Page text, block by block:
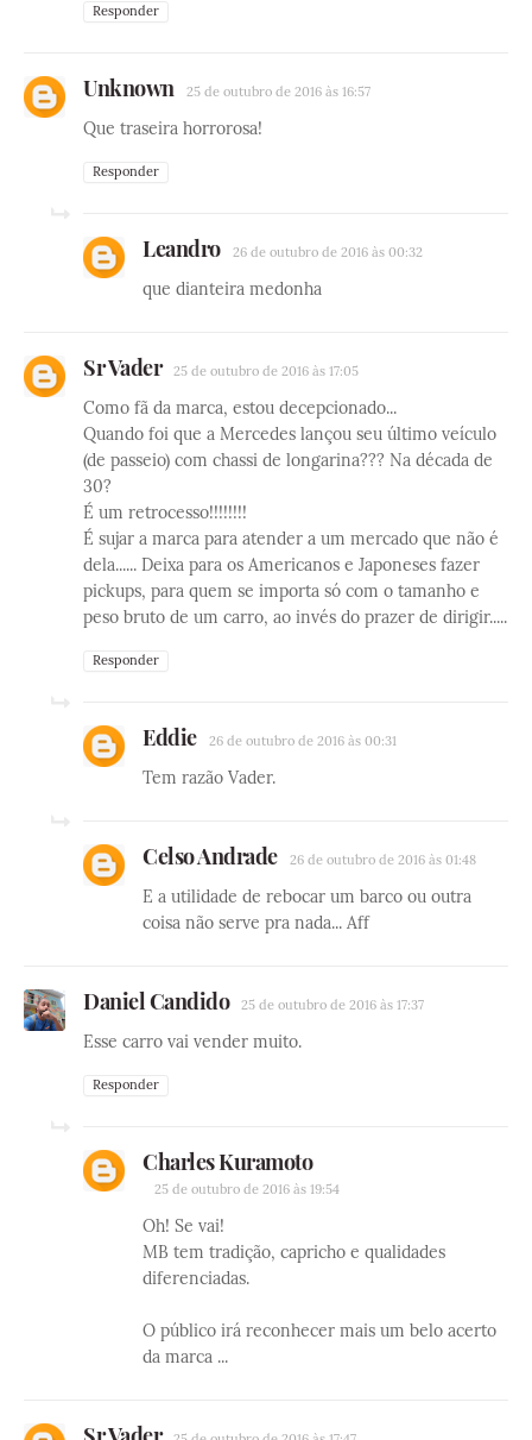
Responder
Unknown 25 de outubro de 2016 às 16:57
Que traseira horrorosa!
Responder
Leandro 26 de outubro de 2016 às 00:32
que dianteira medonha
Sr Vader 25 de outubro de 2016 às 17:05
Como fã da marca, estou decepcionado...
Quando foi que a Mercedes lançou seu último veículo
(de passeio) com chassi de longarina??? Na década de
30?
É um retrocesso!!!!!!!!
É sujar a marca para atender a um mercado que não é
dela...... Deixa para os Americanos e Japoneses fazer
pickups, para quem se importa só com o tamanho e
peso bruto de um carro, ao invés do prazer de dirigir.....
Responder
Eddie 26 de outubro de 2016 às 00:31
Tem razão Vader.
Celso Andrade 26 de outubro de 2016 às 01:48
E a utilidade de rebocar um barco ou outra
coisa não serve pra nada... Aff
Daniel Candido 25 de outubro de 2016 às 17:37
Esse carro vai vender muito.
Responder
Charles Kuramoto
25 de outubro de 2016 às 19:54
Oh! Se vai!
MB tem tradição, capricho e qualidades
diferenciadas.
O público irá reconhecer mais um belo acerto
da marca ...